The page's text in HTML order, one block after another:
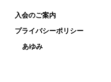
入会のご案内
プライバシーポリシー
あゆみ